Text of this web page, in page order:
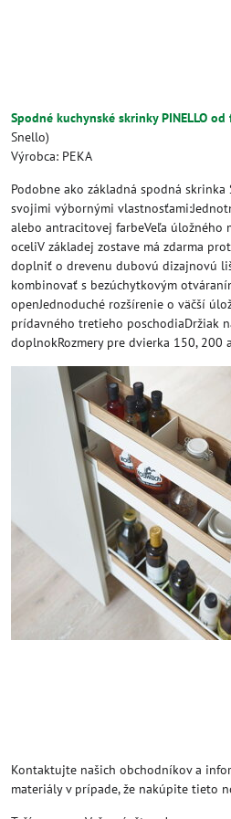
Spodné kuchynské skrinky PINELLO od
Snello)
Výrobca: PEKA
Podobne ako základná spodná skrinka
svojimi výbornými
alebo antracitovej farbeVeľa úložného
oceliV základej zostave má zdarma
doplniť o drevenu dubovú dizajnovú
kombinovať s bezúchytkovým
openJednoduché rozšírenie o väčší
prídavného tretieho poschodiaDržiak
doplnokRozmery pre dvierka 150, 200
Kontaktujte našich obchodníkov a
materiály v prípade, že nakúpite tieto